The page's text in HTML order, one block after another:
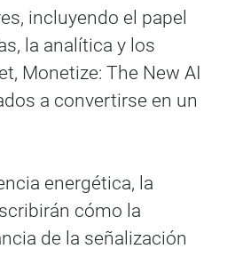
incluyendo el papel
la analítica y los
Monetize: The New AI
a convertirse en un
energética, la
cómo la
de la señalización